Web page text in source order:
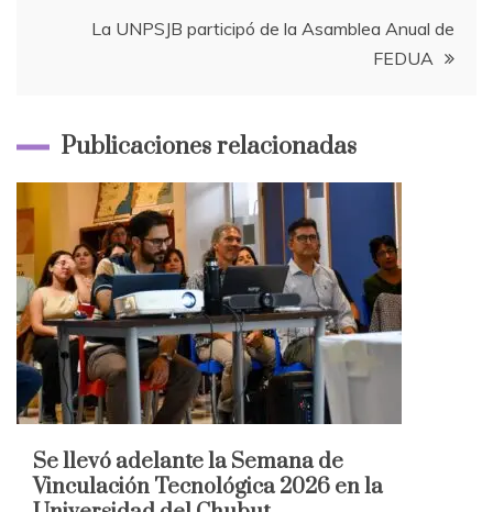
entradas
La UNPSJB participó de la Asamblea Anual de
FEDUA
Publicaciones relacionadas
Se llevó adelante la Semana de
Vinculación Tecnológica 2026 en la